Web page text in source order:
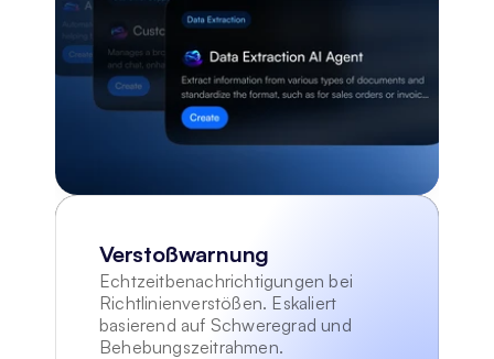
Verstoßwarnung
Echtzeitbenachrichtigungen bei
Richtlinienverstößen. Eskaliert
basierend auf Schweregrad und
Behebungszeitrahmen.